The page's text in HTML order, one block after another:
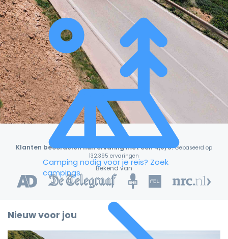
Camping nodig voor je reis? Zoek
campings
Klanten beoordelen hun ervaring met een 4,9/5! Gebaseerd op
132.395 ervaringen
Bekend van
Nieuw voor jou